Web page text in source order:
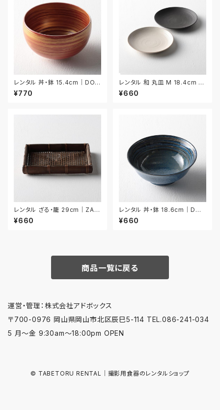
レンタル 丼・鉢 15.4cm｜DON
038
¥770
レンタル 和 丸皿 M 18.4cm 2
枚セット｜WMM005
¥660
レンタル ざる・籠 29cm｜ZAR
015
¥660
レンタル 丼・鉢 18.6cm｜DON
018
¥660
商品一覧に戻る
運営・管理：株式会社アドボックス
〒700-0976 岡山県岡山市北区辰巳5-114 TEL.086-241-034
5 月〜金 9:30am〜18:00pm OPEN
© TABETORU RENTAL｜撮影用食器のレンタルショップ